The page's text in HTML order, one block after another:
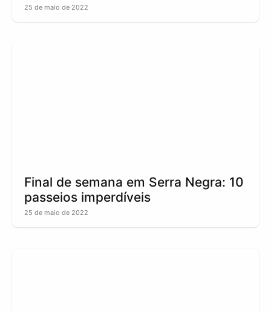
25 de maio de 2022
Final de semana em Serra Negra: 10
passeios imperdíveis
25 de maio de 2022